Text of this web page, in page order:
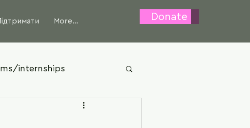
More... Donate
internships